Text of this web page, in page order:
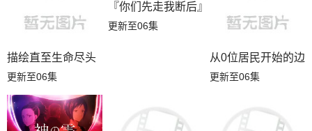
描绘直至生命尽头
更新至06集
『你们先走我断后』，于是10年后我成
更新至06集
从0位居民开始的边
更新至06集